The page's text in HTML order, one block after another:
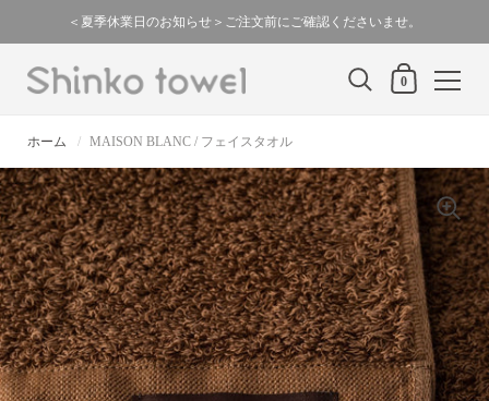
＜夏季休業日のお知らせ＞ご注文前にご確認くださいませ。
カートの中身
0
ホーム / MAISON BLANC / フェイスタオル